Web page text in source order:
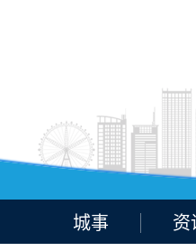
城事 资